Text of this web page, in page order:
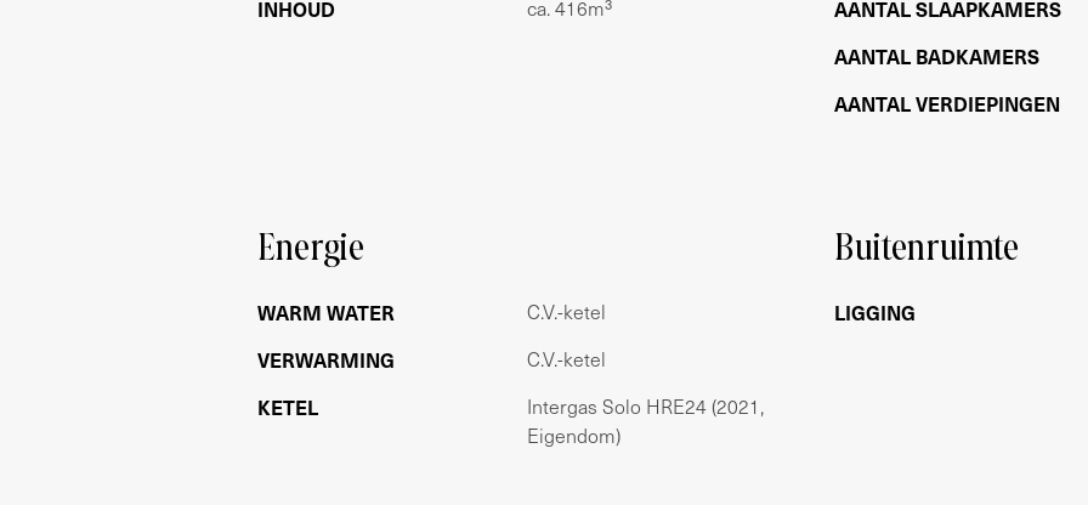
om zo een extra slaap- of werkkamer te realiseren. De badkamer is in het midden van
de woning gelegen en voorzien van een inloopdouche, wastafel (incl. meubel) en toilet.
wasmachine en droger. Het appartement beschikt over vele mogelijkheden en ruimte
fietsen in de gemeenschappelijke ruimte.
OPPERVLAKTE CONFORM NEN 2580
Gebruiksoppervlakte wonen: 135,9m²
Externe bergruimte: 7,9m²
INHOUD ca. 416m³ AANTAL SLAAPKAMERS
AANTAL BADKAMERS
AANTAL VERDIEPINGEN
Energie
WARM WATER C.V.-ketel
VERWARMING C.V.-ketel
KETEL
Intergas Solo HRE24 (2021,
Eigendom)
Buitenruimte
LIGGING